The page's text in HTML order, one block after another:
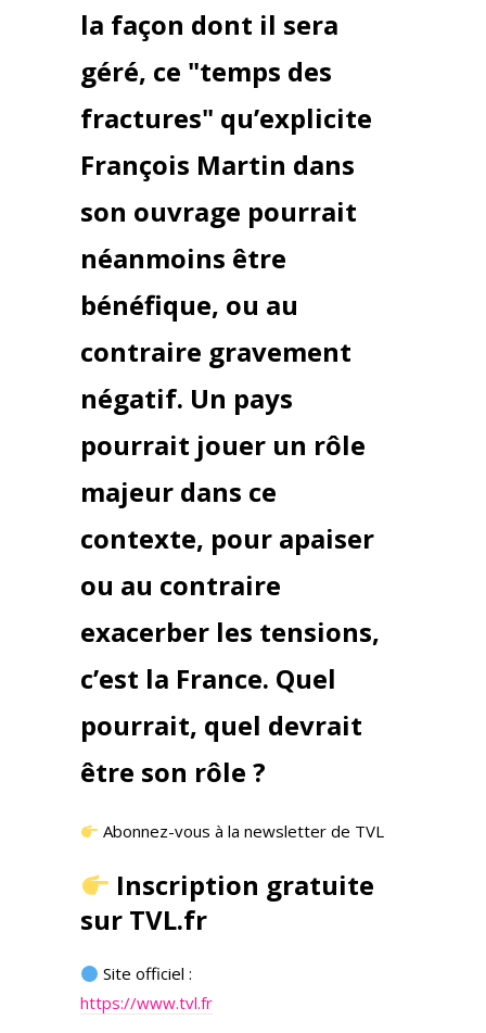
la façon dont il sera
géré, ce "temps des
fractures" qu’explicite
François Martin dans
son ouvrage pourrait
néanmoins être
bénéfique, ou au
contraire gravement
négatif. Un pays
pourrait jouer un rôle
majeur dans ce
contexte, pour apaiser
ou au contraire
exacerber les tensions,
c’est la France. Quel
pourrait, quel devrait
être son rôle ?
Abonnez-vous à la newsletter de TVL
Inscription gratuite
sur TVL.fr
Site officiel :
https://www.tvl.fr